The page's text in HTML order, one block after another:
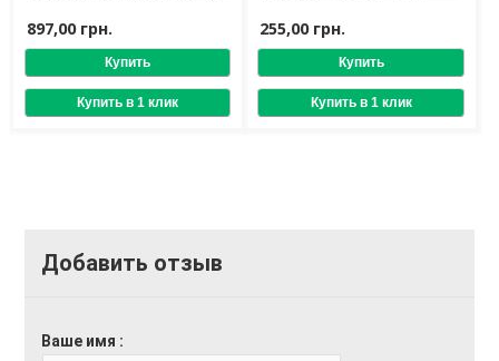
100 ml
897,00 грн. 255,00 грн.
Добавить отзыв
Ваше имя